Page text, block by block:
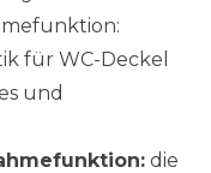
für WC-Deckel
und
die